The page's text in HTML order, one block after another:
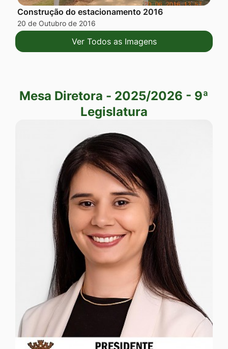
Construção do estacionamento 2016
20 de Outubro de 2016
Ver Todos as Imagens
Mesa Diretora - 2025/2026 - 9ª
Legislatura